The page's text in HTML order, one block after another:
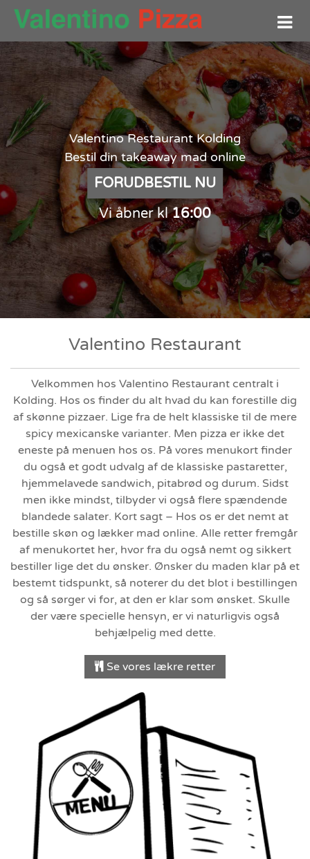
Valentino Restaurant Kolding
Bestil din takeaway mad online
FORUDBESTIL NU
Vi åbner kl16:00
Valentino Restaurant
Velkommen hos Valentino Restaurant centralt i
Kolding. Hos os finder du alt hvad du kan forestille dig
af skønne pizzaer. Lige fra de helt klassiske til de mere
spicy mexicanske varianter. Men pizza er ikke det
eneste på menuen hos os. På vores menukort finder
du også et godt udvalg af de klassiske pastaretter,
hjemmelavede sandwich, pitabrød og durum. Sidst
men ikke mindst, tilbyder vi også flere spændende
blandede salater. Kort sagt – Hos os er det nemt at
bestille skøn og lækker mad online. Alle retter fremgår
af menukortet her, hvor fra du også nemt og sikkert
bestiller lige det du ønsker. Ønsker du maden klar på et
bestemt tidspunkt, så noterer du det blot i bestillingen
og så sørger vi for, at den er klar som ønsket. Skulle
der være specielle hensyn, er vi naturligvis også
behjælpelig med dette.
Se vores lækre retter